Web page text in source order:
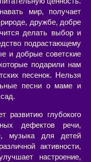
мир, получает
дружбе, добре
делать выбор и
подрастающему
и добрые советские
подарили нам
песенок. Нельзя
песни о маме и
развитию глубокого
дефектов речи,
музыка для детей
активности,
настроение,